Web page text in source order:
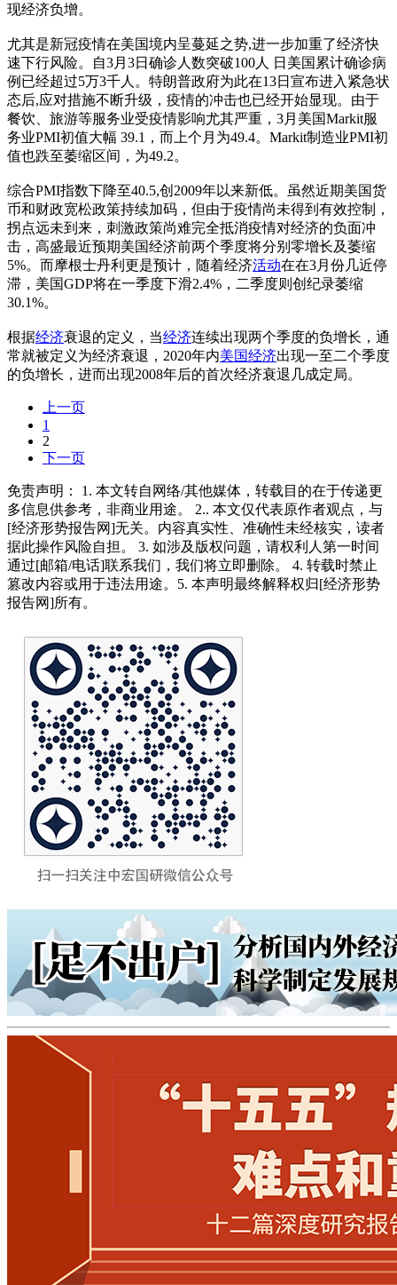
现经济负增。
尤其是新冠疫情在美国境内呈蔓延之势,进一步加重了经济快
速下行风险。自3月3日确诊人数突破100人 日美国累计确诊病
例已经超过5万3千人。特朗普政府为此在13日宣布进入紧急状
态后,应对措施不断升级，疫情的冲击也已经开始显现。由于
餐饮、旅游等服务业受疫情影响尤其严重，3月美国Markit服
务业PMI初值大幅 39.1，而上个月为49.4。Markit制造业PMI初
值也跌至萎缩区间，为49.2。
综合PMI指数下降至40.5,创2009年以来新低。虽然近期美国货
币和财政宽松政策持续加码，但由于疫情尚未得到有效控制，
拐点远未到来，刺激政策尚难完全抵消疫情对经济的负面冲
击，高盛最近预期美国经济前两个季度将分别零增长及萎缩
5%。而摩根士丹利更是预计，随着经济活动在在3月份几近停
滞，美国GDP将在一季度下滑2.4%，二季度则创纪录萎缩
30.1%。
根据经济衰退的定义，当经济连续出现两个季度的负增长，通
常就被定义为经济衰退，2020年内美国经济出现一至二个季度
的负增长，进而出现2008年后的首次经济衰退几成定局。
上一页
1
2
下一页
免责声明： 1. 本文转自网络/其他媒体，转载目的在于传递更
多信息供参考，非商业用途。 2.. 本文仅代表原作者观点，与
[经济形势报告网]无关。内容真实性、准确性未经核实，读者
据此操作风险自担。 3. 如涉及版权问题，请权利人第一时间
通过[邮箱/电话]联系我们，我们将立即删除。 4. 转载时禁止
篡改内容或用于违法用途。5. 本声明最终解释权归[经济形势
报告网]所有。